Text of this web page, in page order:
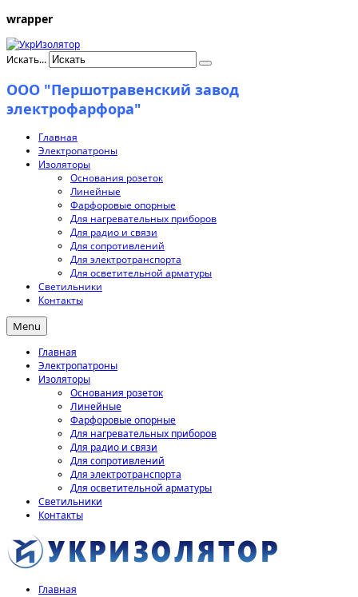
wrapper
Искать...
ООО "Першотравенский завод
электрофарфора"
Главная
Электропатроны
Изоляторы
Основания розеток
Линейные
Фарфоровые опорные
Для нагревательных приборов
Для радио и связи
Для сопротивлений
Для электротранспорта
Для осветительной арматуры
Светильники
Контакты
Menu
Главная
Электропатроны
Изоляторы
Основания розеток
Линейные
Фарфоровые опорные
Для нагревательных приборов
Для радио и связи
Для сопротивлений
Для электротранспорта
Для осветительной арматуры
Светильники
Контакты
Главная